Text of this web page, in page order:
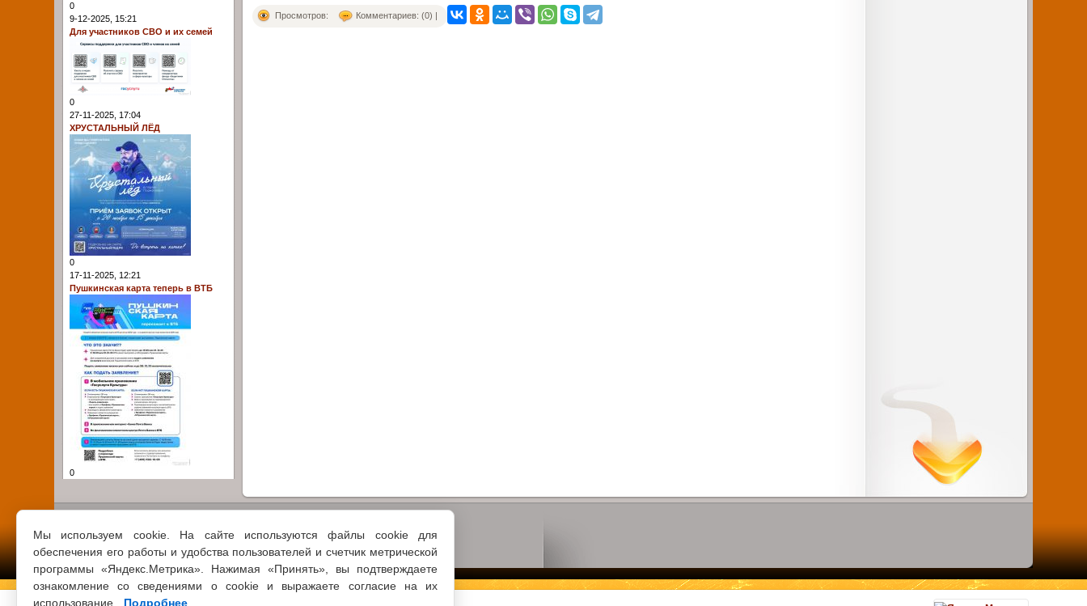
Мы используем cookie. На сайте используются файлы cookie для
обеспечения его работы и удобства пользователей и счетчик метрической
программы «Яндекс.Метрика». Нажимая «Принять», вы подтверждаете
ознакомление со сведениями о cookie и выражаете согласие на их
использование.
Подробнее
Просмотров: Комментариев: (0) |
0
9-12-2025, 15:21
Для участников СВО и их семей
0
27-11-2025, 17:04
ХРУСТАЛЬНЫЙ ЛЁД
0
17-11-2025, 12:21
Пушкинская карта теперь в ВТБ
0